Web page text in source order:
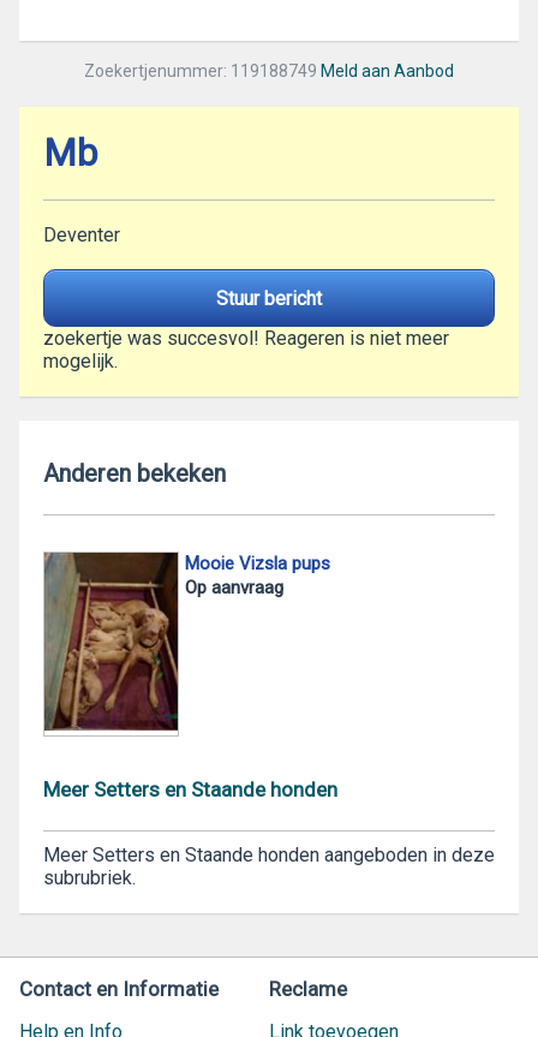
Zoekertjenummer: 119188749 Meld aan Aanbod
Mb
Deventer
Stuur bericht
zoekertje was succesvol! Reageren is niet meer
mogelijk.
Anderen bekeken
Mooie Vizsla pups
Op aanvraag
Meer Setters en Staande honden
Meer Setters en Staande honden aangeboden in deze
subrubriek.
Contact en Informatie
Help en Info
Reclame
Link toevoegen